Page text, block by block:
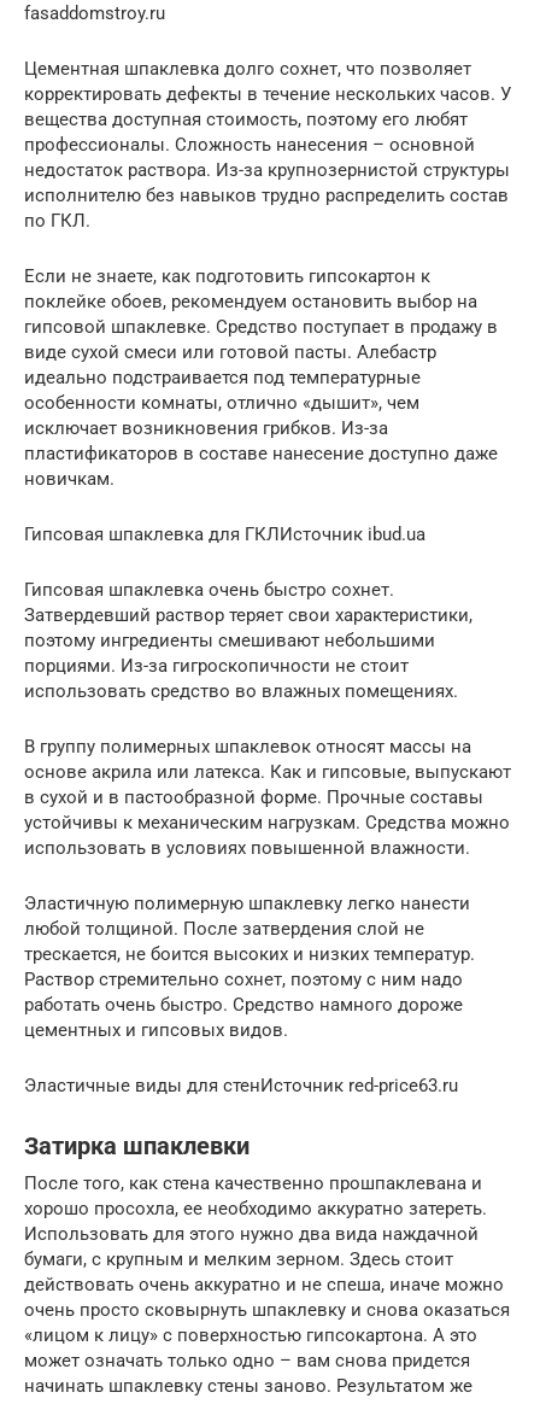
fasaddomstroy.ru
Цементная шпаклевка долго сохнет, что позволяет
корректировать дефекты в течение нескольких часов. У
вещества доступная стоимость, поэтому его любят
профессионалы. Сложность нанесения – основной
недостаток раствора. Из-за крупнозернистой структуры
исполнителю без навыков трудно распределить состав
по ГКЛ.
Если не знаете, как подготовить гипсокартон к
поклейке обоев, рекомендуем остановить выбор на
гипсовой шпаклевке. Средство поступает в продажу в
виде сухой смеси или готовой пасты. Алебастр
идеально подстраивается под температурные
особенности комнаты, отлично «дышит», чем
исключает возникновения грибков. Из-за
пластификаторов в составе нанесение доступно даже
новичкам.
Гипсовая шпаклевка для ГКЛИсточник ibud.ua
Гипсовая шпаклевка очень быстро сохнет.
Затвердевший раствор теряет свои характеристики,
поэтому ингредиенты смешивают небольшими
порциями. Из-за гигроскопичности не стоит
использовать средство во влажных помещениях.
В группу полимерных шпаклевок относят массы на
основе акрила или латекса. Как и гипсовые, выпускают
в сухой и в пастообразной форме. Прочные составы
устойчивы к механическим нагрузкам. Средства можно
использовать в условиях повышенной влажности.
Эластичную полимерную шпаклевку легко нанести
любой толщиной. После затвердения слой не
трескается, не боится высоких и низких температур.
Раствор стремительно сохнет, поэтому с ним надо
работать очень быстро. Средство намного дороже
цементных и гипсовых видов.
Эластичные виды для стенИсточник red-price63.ru
Затирка шпаклевки
После того, как стена качественно прошпаклевана и
хорошо просохла, ее необходимо аккуратно затереть.
Использовать для этого нужно два вида наждачной
бумаги, с крупным и мелким зерном. Здесь стоит
действовать очень аккуратно и не спеша, иначе можно
очень просто сковырнуть шпаклевку и снова оказаться
«лицом к лицу» с поверхностью гипсокартона. А это
может означать только одно – вам снова придется
начинать шпаклевку стены заново. Результатом же